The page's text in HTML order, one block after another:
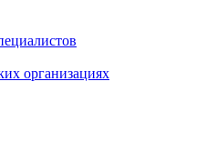
организациях